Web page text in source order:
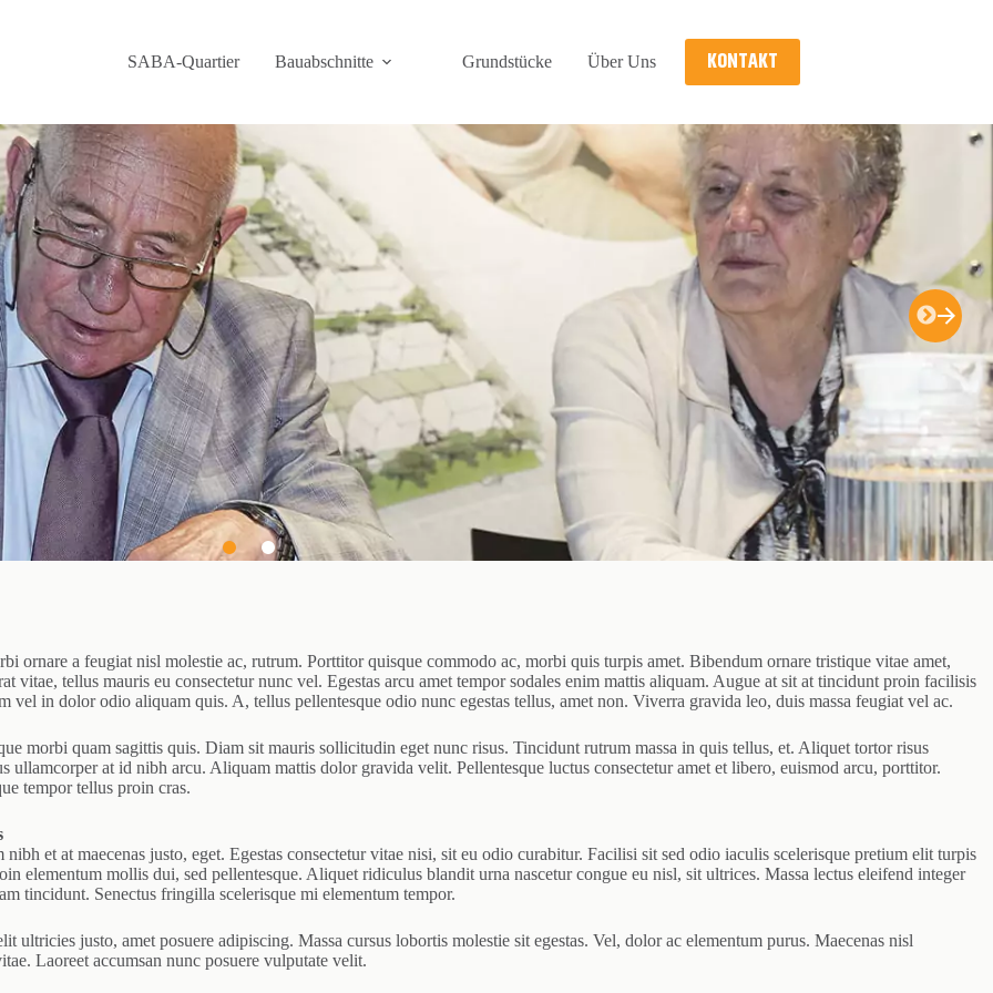
SABA-Quartier Bauabschnitte Grundstücke Über Uns KONTAKT
ornare a feugiat nisl molestie ac, rutrum. Porttitor quisque commodo ac, morbi quis turpis amet. Bibendum ornare tristique vitae amet,
vitae, tellus mauris eu consectetur nunc vel. Egestas arcu amet tempor sodales enim mattis aliquam. Augue at sit at tincidunt proin facilisis
in dolor odio aliquam quis. A, tellus pellentesque odio nunc egestas tellus, amet non. Viverra gravida leo, duis massa feugiat vel ac.
morbi quam sagittis quis. Diam sit mauris sollicitudin eget nunc risus. Tincidunt rutrum massa in quis tellus, et. Aliquet tortor risus
at id nibh arcu. Aliquam mattis dolor gravida velit. Pellentesque luctus consectetur amet et libero, euismod arcu, porttitor.
tempor tellus proin cras.
et at maecenas justo, eget. Egestas consectetur vitae nisi, sit eu odio curabitur. Facilisi sit sed odio iaculis scelerisque pretium elit turpis
elementum mollis dui, sed pellentesque. Aliquet ridiculus blandit urna nascetur congue eu nisl, sit ultrices. Massa lectus eleifend integer
tincidunt. Senectus fringilla scelerisque mi elementum tempor.
ultricies justo, amet posuere adipiscing. Massa cursus lobortis molestie sit egestas. Vel, dolor ac elementum purus. Maecenas nisl
Laoreet accumsan nunc posuere vulputate velit.